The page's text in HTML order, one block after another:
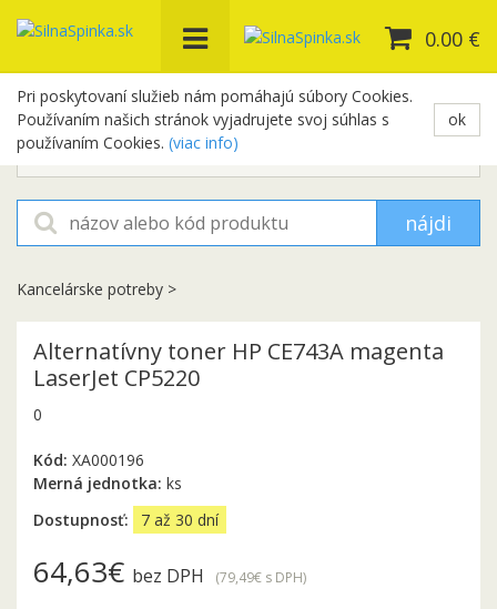
Pri poskytovaní služieb nám pomáhajú súbory Cookies.
Používaním našich stránok vyjadrujete svoj súhlas s
používaním Cookies. (viac info)
ok
0.00 €
+421 948 654 329
objednavky@silnaspinka.sk
nájdi
Kancelárske potreby >
Alternatívny toner HP CE743A magenta
LaserJet CP5220
0
Kód: XA000196
Merná jednotka: ks
Dostupnosť:
7 až 30 dní
64,63€ bez DPH (79,49€ s DPH)